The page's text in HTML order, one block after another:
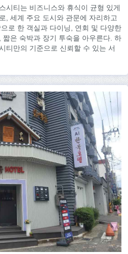
시티는 비즈니스와 휴식이 균형 있게
, 세계 주요 도시와 관문에 자리하고
로 한 객실과 다이닝, 연회 및 다양한
은 숙박과 장기 투숙을 아우른다. 하
티만의 기준으로 신뢰할 수 있는 서